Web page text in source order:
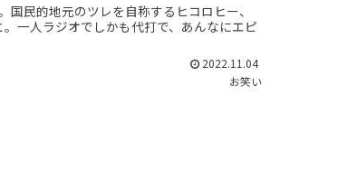
民的地元のツレを自称するヒコロヒー、
一人ラジオでしかも代打で、あんなにエピ
2022.11.04
お笑い